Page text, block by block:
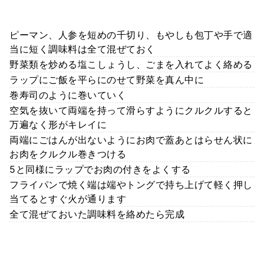
ピーマン、人参を短めの千切り、もやしも包丁や手で適
当に短く調味料は全て混ぜておく
野菜類を炒める塩こしょうし、ごまを入れてよく絡める
ラップにご飯を平らにのせて野菜を真ん中に
巻寿司のように巻いていく
空気を抜いて両端を持って滑らすようにクルクルすると
万遍なく形がキレイに
両端にごはんが出ないようにお肉で蓋あとはらせん状に
お肉をクルクル巻きつける
5と同様にラップでお肉の付きをよくする
フライパンで焼く端は端やトングで持ち上げて軽く押し
当てるとすぐ火が通ります
全て混ぜておいた調味料を絡めたら完成